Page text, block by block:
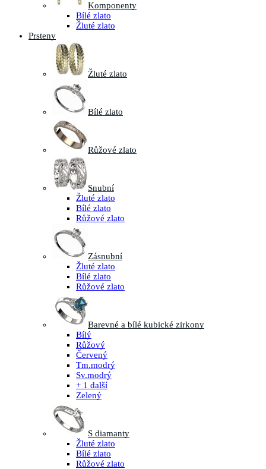
Komponenty
Bílé zlato
Žluté zlato
Prsteny
Žluté zlato
Bílé zlato
Růžové zlato
Snubní
Žluté zlato
Bílé zlato
Růžové zlato
Zásnubní
Žluté zlato
Bílé zlato
Růžové zlato
Barevné a bílé kubické zirkony
Bílý
Růžový
Červený
Tm.modrý
Sv.modrý
+ 1 další
Zelený
S diamanty
Žluté zlato
Bílé zlato
Růžové zlato